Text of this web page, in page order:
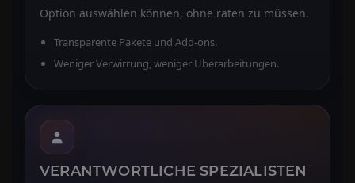
Option auswählen können, ohne raten zu müssen.
Transparente Pakete und Add-ons.
Weniger Verwirrung, weniger Überarbeitungen.
VERANTWORTLICHE SPEZIALISTEN